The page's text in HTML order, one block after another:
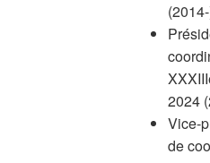
2024
Vice-
de